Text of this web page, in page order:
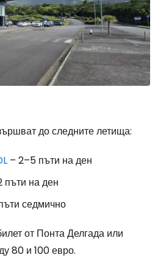
до следните летища:
– 2–5 пъти на ден
пъти на ден
седмично
от Понта Делгада или
80 и 100 евро.